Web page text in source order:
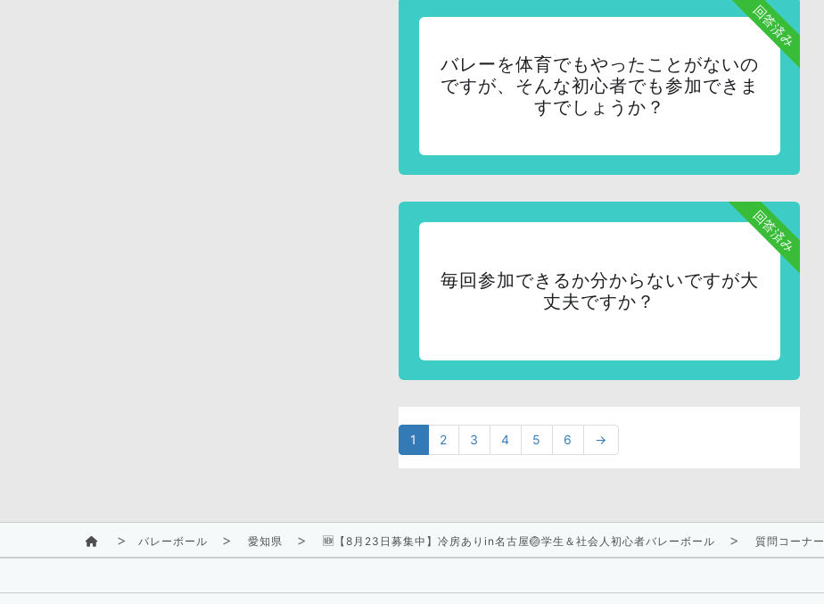
回答済み
バレーを体育でもやったことがないの
ですが、そんな初心者でも参加できま
すでしょうか？
回答済み
毎回参加できるか分からないですが大
丈夫ですか？
1 2 3 4 5 6 →
バレーボール 愛知県 🆕【8月23日募集中】冷房ありin名古屋🏐学生＆社会人初心者バレーボール 質問コーナー